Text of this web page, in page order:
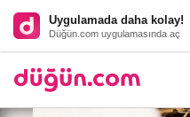
Uygulamada daha kolay!
Düğün.com uygulamasında aç